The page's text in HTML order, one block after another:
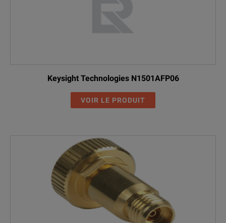
Keysight Technologies N1501AFP06
VOIR LE PRODUIT